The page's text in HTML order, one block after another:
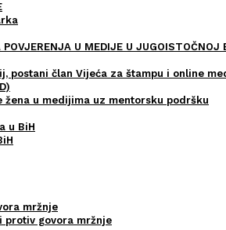
U MEDIJE U JUGOISTOČNOJ
postani član Vijeća za štampu i online
žena u medijima uz mentorsku podršku
u BiH
mržnje
protiv govora mržnje